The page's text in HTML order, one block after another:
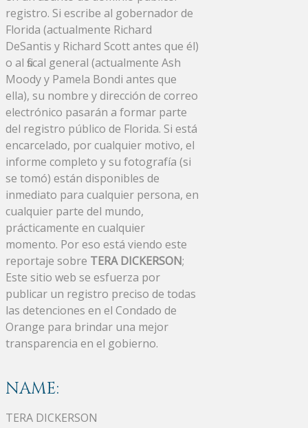
registro. Si escribe al gobernador de
Florida (actualmente Richard
DeSantis y Richard Scott antes que él)
o al fiscal general (actualmente Ash
Moody y Pamela Bondi antes que
ella), su nombre y dirección de correo
electrónico pasarán a formar parte
del registro público de Florida. Si está
encarcelado, por cualquier motivo, el
informe completo y su fotografía (si
se tomó) están disponibles de
inmediato para cualquier persona, en
cualquier parte del mundo,
prácticamente en cualquier
momento. Por eso está viendo este
reportaje sobre TERA DICKERSON;
Este sitio web se esfuerza por
publicar un registro preciso de todas
las detenciones en el Condado de
Orange para brindar una mejor
transparencia en el gobierno.
NAME:
TERA DICKERSON